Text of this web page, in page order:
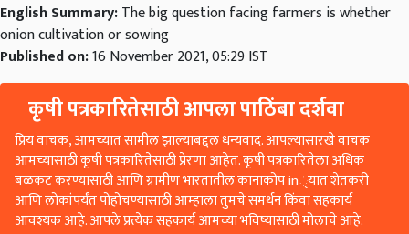
English Summary:The big question facing farmers is whether
onion cultivation or sowing
Published on:16 November 2021, 05:29 IST
कृषी पत्रकारितेसाठी आपला पाठिंबा दर्शवा
प्रिय वाचक, आमच्यात सामील झाल्याबद्दल धन्यवाद. आपल्यासारखे वाचक
आमच्यासाठी कृषी पत्रकारितेसाठी प्रेरणा आहेत. कृषी पत्रकारितेला अधिक
बळकट करण्यासाठी आणि ग्रामीण भारतातील कानाकोप in्यात शेतकरी
आणि लोकांपर्यंत पोहोचण्यासाठी आम्हाला तुमचे समर्थन किंवा सहकार्य
आवश्यक आहे. आपले प्रत्येक सहकार्य आमच्या भविष्यासाठी मोलाचे आहे.